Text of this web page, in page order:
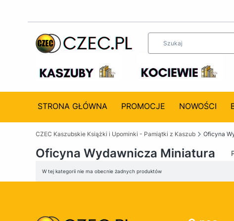
STRONA GŁÓWNA PROMOCJE NOWOŚCI
CZEC Kaszubskie Książki i Upominki - Pamiątki z Kaszub Oficyna
Oficyna Wydawnicza Miniatura
Lista produktów
W tej kategorii nie ma obecnie żadnych produktów